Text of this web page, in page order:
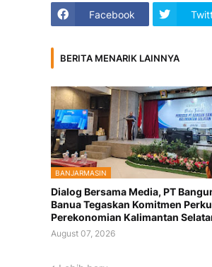
Facebook
BERITA MENARIK LAINNYA
BANJARMASIN
Dialog Bersama Media, PT
Banua Tegaskan Komitmen
Perekonomian Kalimantan
August 07, 2026